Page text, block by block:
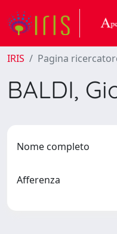
IRIS Pagina
BALDI,
Nome completo
Afferenza